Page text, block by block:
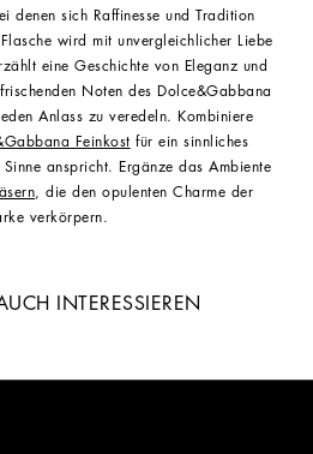
denen sich Raffinesse und Tradition
wird mit unvergleichlicher Liebe
eine Geschichte von Eleganz und
Noten des Dolce&Gabbana
Anlass zu veredeln. Kombiniere
Feinkost für ein sinnliches
anspricht. Ergänze das Ambiente
, die den opulenten Charme der
verkörpern.
INTERESSIEREN